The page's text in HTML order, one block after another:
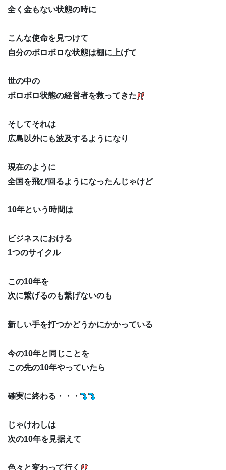
全く金もない状態の時に
こんな使命を見つけて
自分のボロボロな状態は棚に上げて
世の中の
ボロボロ状態の経営者を救ってきた
そしてそれは
広島以外にも波及するようになり
現在のように
全国を飛び回るようになったんじゃけど
10年という時間は
ビジネスにおける
1つのサイクル
この10年を
次に繋げるのも繋げないのも
新しい手を打つかどうかにかかっている
今の10年と同じことを
この先の10年やっていたら
確実に終わる・・・
じゃけわしは
次の10年を見据えて
色々と変わって行く